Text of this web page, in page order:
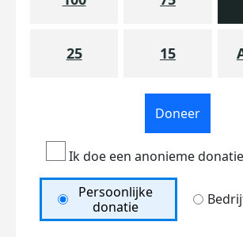
25 15
Doneer
Ik doe een anonieme donatie
Persoonlijke
donatie